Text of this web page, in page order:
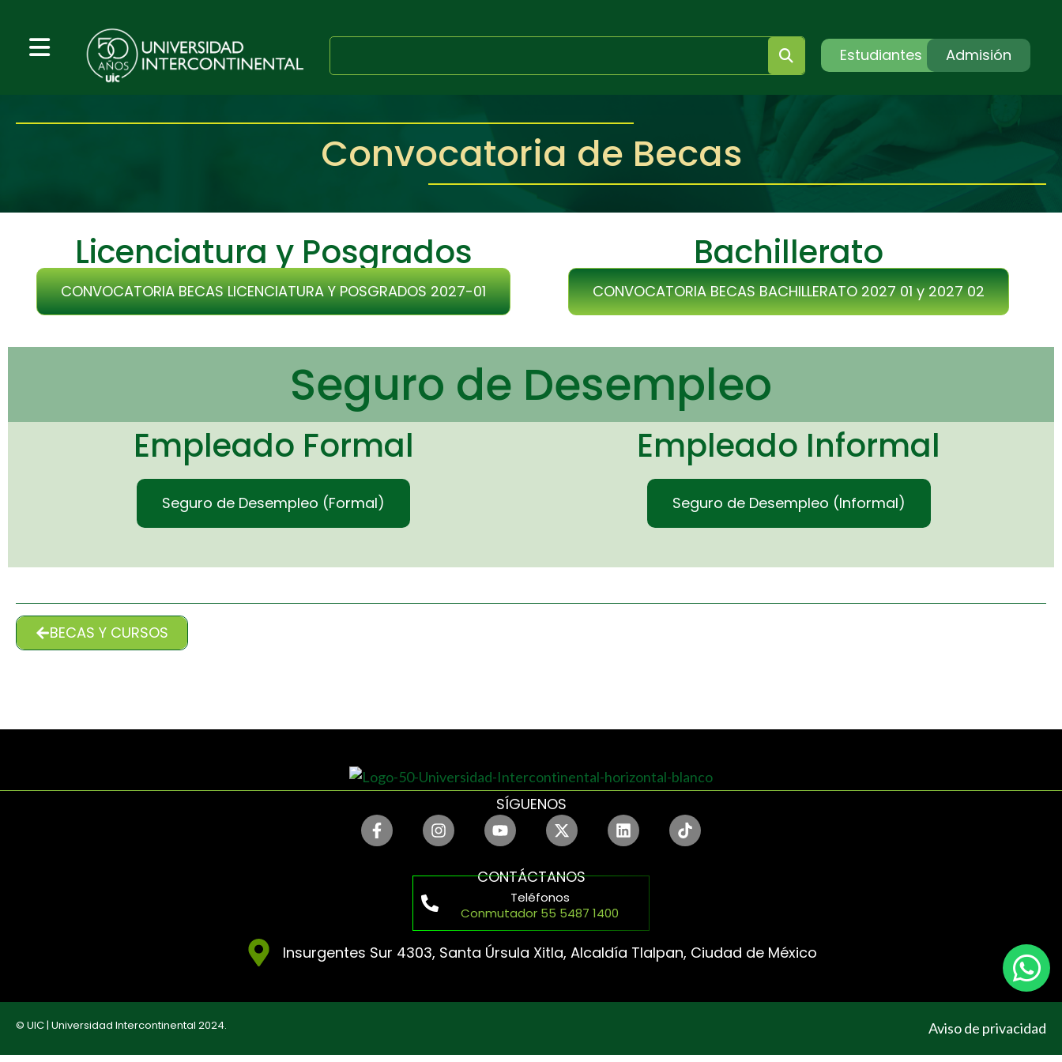
Estudiantes Admisión
Convocatoria de Becas
Licenciatura y Posgrados
CONVOCATORIA BECAS LICENCIATURA Y POSGRADOS 2027-01
Bachillerato
CONVOCATORIA BECAS BACHILLERATO 2027 01 y 2027 02
Seguro de Desempleo
Empleado Formal Empleado Informal
Seguro de Desempleo (Formal) Seguro de Desempleo (Informal)
BECAS Y CURSOS
SÍGUENOS
CONTÁCTANOS
Teléfonos
Conmutador 55 5487 1400
Insurgentes Sur 4303, Santa Úrsula Xitla, Alcaldía Tlalpan, Ciudad de México
© UIC | Universidad Intercontinental 2024. Aviso de privacidad